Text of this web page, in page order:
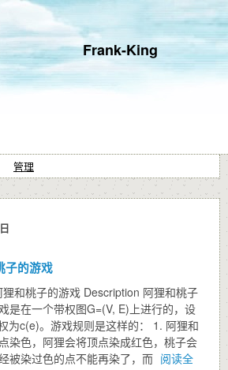
Frank-King
管理
子的游戏
和桃子的游戏 Description 阿狸和桃子
是在一个带权图G=(V, E)上进行的，设
为c(e)。游戏规则是这样的： 1. 阿狸和
染色，阿狸会将顶点染成红色，桃子会
被染过色的点不能再染了，而 阅读全